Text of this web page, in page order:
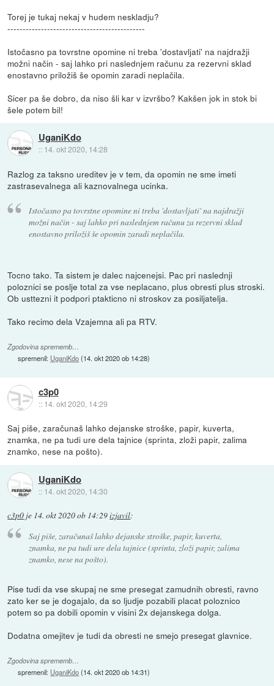
Torej je tukaj nekaj v hudem neskladju?
---------------------------------------------
Istočasno pa tovrstne opomine ni treba 'dostavljati' na najdražji
možni način - saj lahko pri naslednjem računu za rezervni sklad
enostavno priložiš še opomin zaradi neplačila.
Sicer pa še dobro, da niso šli kar v izvršbo? Kakšen jok in stok bi
šele potem bil!
UganiKdo
:: 14. okt 2020, 14:28
Razlog za taksno ureditev je v tem, da opomin ne sme imeti
zastrasevalnega ali kaznovalnega ucinka.
Istočasno pa tovrstne opomine ni treba 'dostavljati' na najdražji
možni način - saj lahko pri naslednjem računu za rezervni sklad
enostavno priložiš še opomin zaradi neplačila.
Tocno tako. Ta sistem je dalec najcenejsi. Pac pri naslednji
poloznici se poslje total za vse neplacano, plus obresti plus stroski.
Ob usttezni it podpori ptakticno ni stroskov za posiljatelja.
Tako recimo dela Vzajemna ali pa RTV.
Zgodovina sprememb…
spremenil: UganiKdo(14. okt 2020 ob 14:28)
c3p0
:: 14. okt 2020, 14:29
Saj piše, zaračunaš lahko dejanske stroške, papir, kuverta,
znamka, ne pa tudi ure dela tajnice (sprinta, zloži papir, zalima
znamko, nese na pošto).
UganiKdo
:: 14. okt 2020, 14:30
c3p0 je 14. okt 2020 ob 14:29izjavil:
Saj piše, zaračunaš lahko dejanske stroške, papir, kuverta,
znamka, ne pa tudi ure dela tajnice (sprinta, zloži papir, zalima
znamko, nese na pošto).
Pise tudi da vse skupaj ne sme presegat zamudnih obresti, ravno
zato ker se je dogajalo, da so ljudje pozabili placat poloznico
potem so pa dobili opomin v visini 2x dejanskega dolga.
Dodatna omejitev je tudi da obresti ne smejo presegat glavnice.
Zgodovina sprememb…
spremenil: UganiKdo(14. okt 2020 ob 14:31)